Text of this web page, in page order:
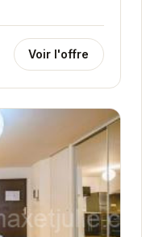
Voir l'offre